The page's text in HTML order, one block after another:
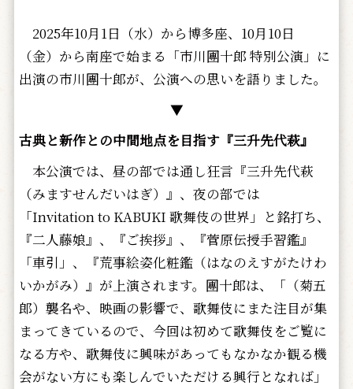
2025年10月1日（水）から博多座、10月10日
（金）から南座で始まる「市川團十郎 特別公演」に
出演の市川團十郎が、公演への思いを語りました。
▼
古典と新作との中間地点を目指す『三升先代萩』
本公演では、昼の部では通し狂言『三升先代萩
（みますせんだいはぎ）』、夜の部では
「Invitation to KABUKI 歌舞伎の世界」と銘打ち、
『二人藤娘』、『ご挨拶』、『菅原伝授手習鑑』
「車引」、『荒事絵姿化粧鑑（はなのえすがたけわ
いかがみ）』が上演されます。團十郎は、「（菊五
郎）襲名や、映画の影響で、歌舞伎にまた注目が集
まってきているので、今回は初めて歌舞伎をご覧に
なる方や、歌舞伎に興味があってもなかなか観る機
会がない方にも楽しんでいただける興行となれば」